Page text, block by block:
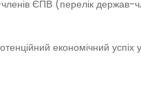
ЄПВ (перелік держав-
економічний успіх